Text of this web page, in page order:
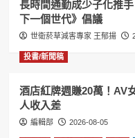
長時間通勤成少子化推
下一個世代》倡議
世衛菸草減害專家 王郁揚
投書/新聞稿
酒店紅牌週賺20萬！AV
人收入差
編輯部 2026-08-05